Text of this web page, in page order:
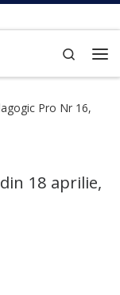
Search
Pro Nr 16,
18 aprilie,